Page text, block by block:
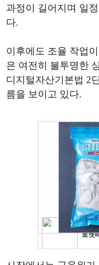
과정이 길어지며 일
다.
이후에도 조율 작업
은 여전히 불투명한
디지털자산기본법 2
름을 보이고 있다.